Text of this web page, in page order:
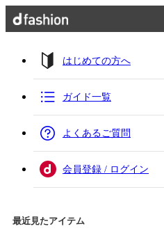
はじめての方へ
ガイド一覧
よくあるご質問
会員登録 / ログイン
最近見たアイテム